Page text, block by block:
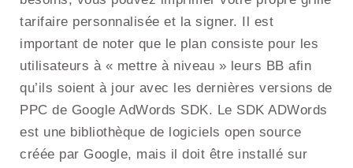
tarifaire personnalisée et la signer. Il est
important de noter que le plan consiste pour les
utilisateurs à « mettre à niveau » leurs BB afin
qu’ils soient à jour avec les dernières versions de
PPC de Google AdWords SDK. Le SDK ADWords
est une bibliothèque de logiciels open source
créée par Google, mais il doit être installé sur